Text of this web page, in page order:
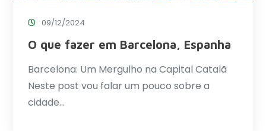
09/12/2024
O que fazer em Barcelona, Espanha
Barcelona: Um Mergulho na Capital Catalã
Neste post vou falar um pouco sobre a
cidade…